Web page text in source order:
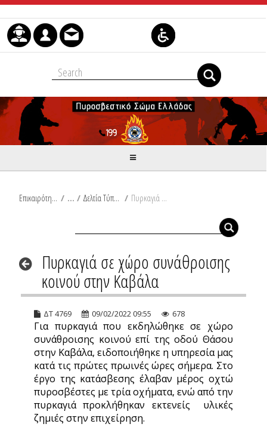
Skip to Content
Επικαιρότητα / Δελτία Τύπου / Πυρκαγιά σε χώρο συνάθροισης κοινού στην Καβάλα
Πυρκαγιά σε χώρο συνάθροισης
κοινού στην Καβάλα
ΔΤ 4769 09/02/2022 09:55 678
Για πυρκαγιά που εκδηλώθηκε σε χώρο
συνάθροισης κοινού επί της οδού Θάσου
στην Καβάλα, ειδοποιήθηκε η υπηρεσία μας
κατά τις πρώτες πρωινές ώρες σήμερα. Στο
έργο της κατάσβεσης έλαβαν μέρος οχτώ
πυροσβέστες με τρία οχήματα, ενώ από την
πυρκαγιά προκλήθηκαν εκτενείς υλικές
ζημιές στην επιχείρηση.